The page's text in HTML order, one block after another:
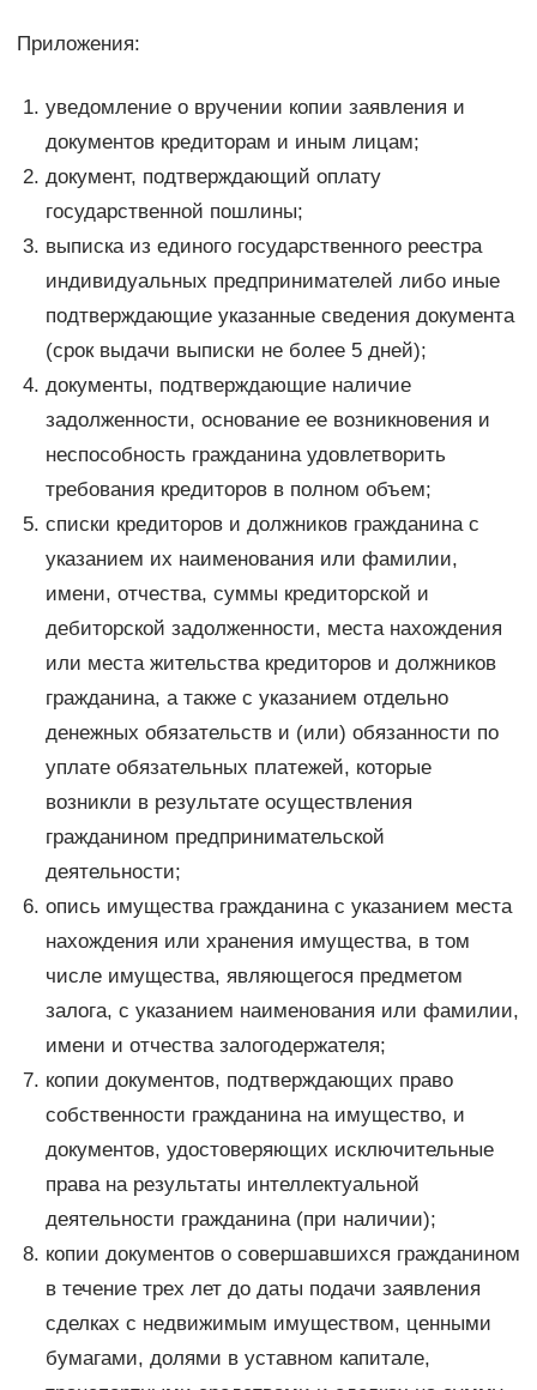
Приложения:
уведомление о вручении копии заявления и
документов кредиторам и иным лицам;
документ, подтверждающий оплату
государственной пошлины;
выписка из единого государственного реестра
индивидуальных предпринимателей либо иные
подтверждающие указанные сведения документа
(срок выдачи выписки не более 5 дней);
документы, подтверждающие наличие
задолженности, основание ее возникновения и
неспособность гражданина удовлетворить
требования кредиторов в полном объем;
списки кредиторов и должников гражданина с
указанием их наименования или фамилии,
имени, отчества, суммы кредиторской и
дебиторской задолженности, места нахождения
или места жительства кредиторов и должников
гражданина, а также с указанием отдельно
денежных обязательств и (или) обязанности по
уплате обязательных платежей, которые
возникли в результате осуществления
гражданином предпринимательской
деятельности;
опись имущества гражданина с указанием места
нахождения или хранения имущества, в том
числе имущества, являющегося предметом
залога, с указанием наименования или фамилии,
имени и отчества залогодержателя;
копии документов, подтверждающих право
собственности гражданина на имущество, и
документов, удостоверяющих исключительные
права на результаты интеллектуальной
деятельности гражданина (при наличии);
копии документов о совершавшихся гражданином
в течение трех лет до даты подачи заявления
сделках с недвижимым имуществом, ценными
бумагами, долями в уставном капитале,